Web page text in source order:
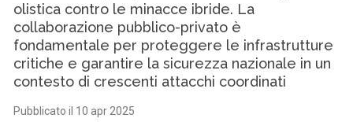
olistica contro le minacce ibride. La
collaborazione pubblico-privato è
fondamentale per proteggere le infrastrutture
critiche e garantire la sicurezza nazionale in un
contesto di crescenti attacchi coordinati
Pubblicato il 10 apr 2025